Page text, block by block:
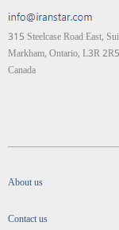
315 Steelcase Road East,
Markham, Ontario, L3R 2R5
Canada
About us
Contact us